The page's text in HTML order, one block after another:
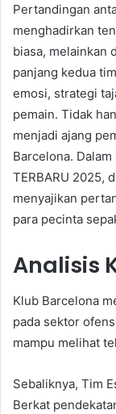
Pertandingan
menghadirkan
biasa, melainkan
panjang kedua
emosi, strategi
pemain. Tidak
menjadi ajang
Barcelona. Dalam
TERBARU 2025,
menyajikan
para pecinta
Analisis
Klub Barcelona
pada sektor
mampu melihat
Sebaliknya, Tim
Berkat